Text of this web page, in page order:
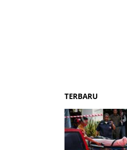
TERBARU